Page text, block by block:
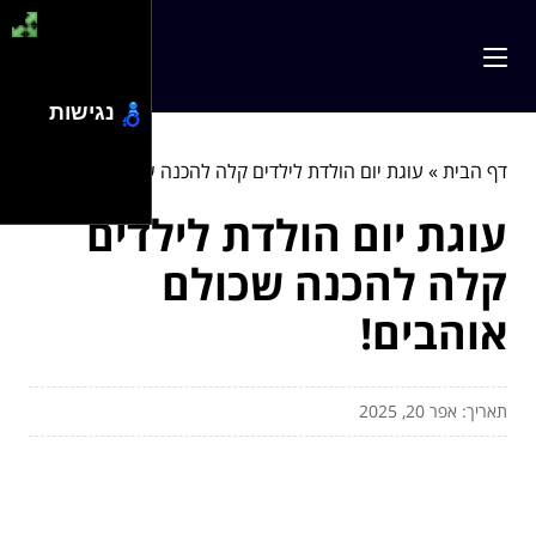
דף הבית» עוגת יום הולדת לילדים קלה להכנה שכולם אוהבים!
עוגת יום הולדת לילדים
קלה להכנה שכולם
אוהבים!
תאריך: אפר 20, 2025
נגישות